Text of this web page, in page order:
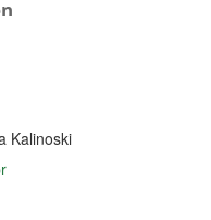
Kalinoski